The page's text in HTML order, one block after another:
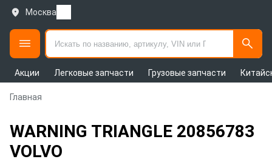
Москва
Акции Легковые запчасти Грузовые запчасти
Главная
WARNING TRIANGLE 20856783
VOLVO